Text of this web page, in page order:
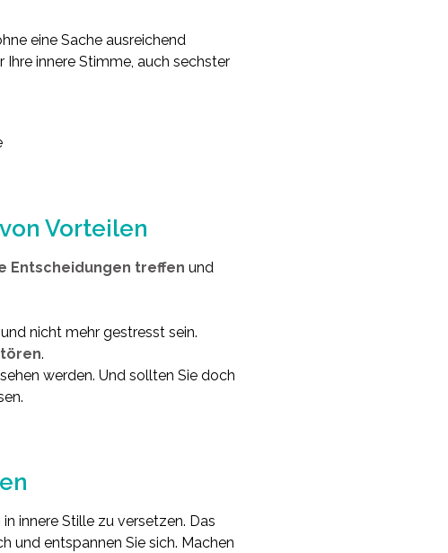
eine Sache ausreichend
innere Stimme, auch sechster
Vorteilen
Entscheidungen treffen und
nicht mehr gestresst sein.
.
werden. Und sollten Sie doch
innere Stille zu versetzen. Das
und entspannen Sie sich. Machen